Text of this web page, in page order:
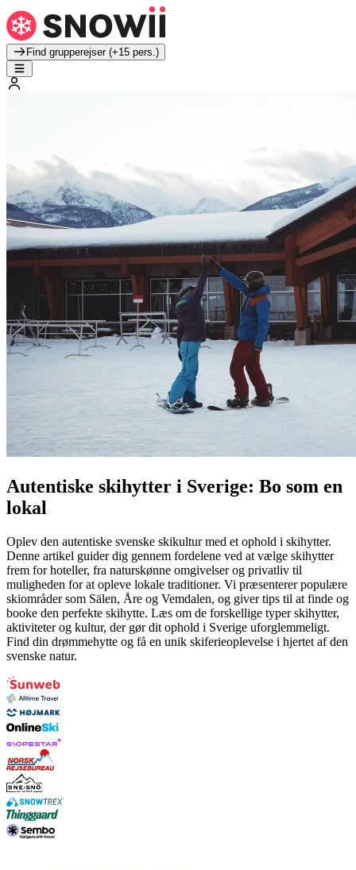
Find grupperejser (+15 pers.)
Autentiske skihytter i Sverige: Bo som en
lokal
Oplev den autentiske svenske skikultur med et ophold i skihytter.
Denne artikel guider dig gennem fordelene ved at vælge skihytter
frem for hoteller, fra naturskønne omgivelser og privatliv til
muligheden for at opleve lokale traditioner. Vi præsenterer populære
skiområder som Sälen, Åre og Vemdalen, og giver tips til at finde og
booke den perfekte skihytte. Læs om de forskellige typer skihytter,
aktiviteter og kultur, der gør dit ophold i Sverige uforglemmeligt.
Find din drømmehytte og få en unik skiferieoplevelse i hjertet af den
svenske natur.